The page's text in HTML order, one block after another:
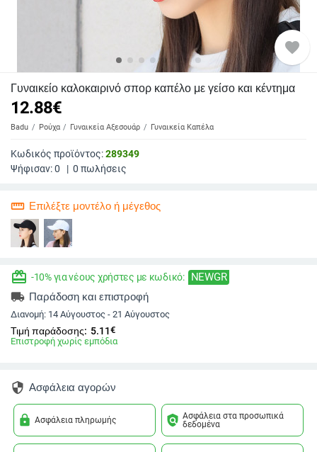
favorite
Γυναικείο καλοκαιρινό σπορ καπέλο με γείσο και κέντημα
12.88€
Badu Ρούχα Γυναικεία Αξεσουάρ Γυναικεία Καπέλα
Κωδικός προϊόντος:289349
Ψήφισαν:0 | 0 πωλήσεις
straighten Επιλέξτε μοντέλο ή μέγεθος
redeem -10% για νέους χρήστες με κωδικό: NEWGR
local_shipping Παράδοση και επιστροφή
Διανομή: 14 Αύγουστος - 21 Αύγουστος
Τιμή παράδοσης: 5.11€
Επιστροφή χωρίς εμπόδια
security Ασφάλεια αγορών
lock Ασφάλεια πληρωμής policy Ασφάλεια στα προσωπικά
δεδομένα